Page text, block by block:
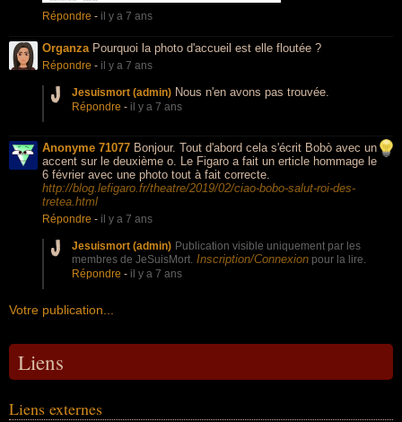
Répondre - il y a 7 ans
OrganzaPourquoi la photo d'accueil est elle floutée ?
Répondre - il y a 7 ans
Jesuismort (admin) Nous n'en avons pas trouvée.
Répondre - il y a 7 ans
Anonyme 71077 Bonjour. Tout d'abord cela s'écrit Bobò avec un
accent sur le deuxième o. Le Figaro a fait un erticle hommage le
6 février avec une photo tout à fait correcte.
http://blog.lefigaro.fr/theatre/2019/02/ciao-bobo-salut-roi-des-
tretea.html
Répondre - il y a 7 ans
Jesuismort (admin) Publication visible uniquement par les
membres de JeSuisMort. Inscription/Connexion pour la lire.
Répondre - il y a 7 ans
Votre publication...
Liens
Liens externes